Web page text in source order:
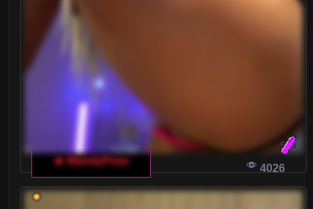
Ciąża
Dojrzałe
Drobne Ciało
Duże tyłki
Gwizdy Porno
Kształtne
🔥 MandyPeas
4026